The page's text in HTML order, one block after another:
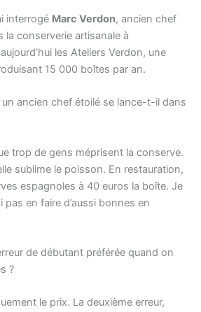
interrogé Marc Verdon, ancien chef
la conserverie artisanale à
les Ateliers Verdon, une
15 000 boîtes par an.
ancien chef étoilé se lance-t-il dans
trop de gens méprisent la conserve.
sublime le poisson. En restauration,
espagnoles à 40 euros la boîte. Je
en faire d’aussi bonnes en
de débutant préférée quand on
?
le prix. La deuxième erreur,